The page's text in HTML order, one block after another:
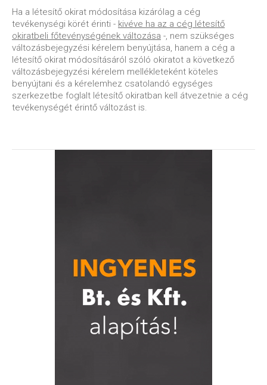
Ha a létesítő okirat módosítása kizárólag a cég
tevékenységi körét érinti - kivéve ha az a cég létesítő
okiratbeli főtevénységének változása -, nem szükséges
változásbejegyzési kérelem benyújtása, hanem a cég a
létesítő okirat módosításáról szóló okiratot a következő
változásbejegyzési kérelem mellékleteként köteles
benyújtani és a kérelemhez csatolandó egységes
szerkezetbe foglalt létesítő okiratban kell átvezetnie a cég
tevékenységét érintő változást is.